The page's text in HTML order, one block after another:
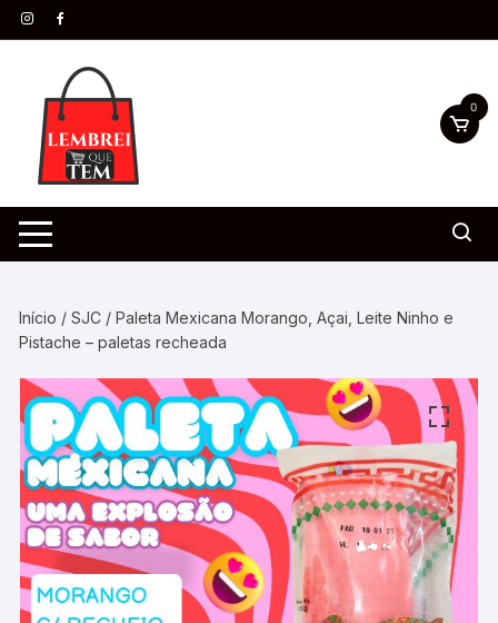
0
Início /SJC / Paleta Mexicana Morango, Açai, Leite Ninho e
Pistache – paletas recheada